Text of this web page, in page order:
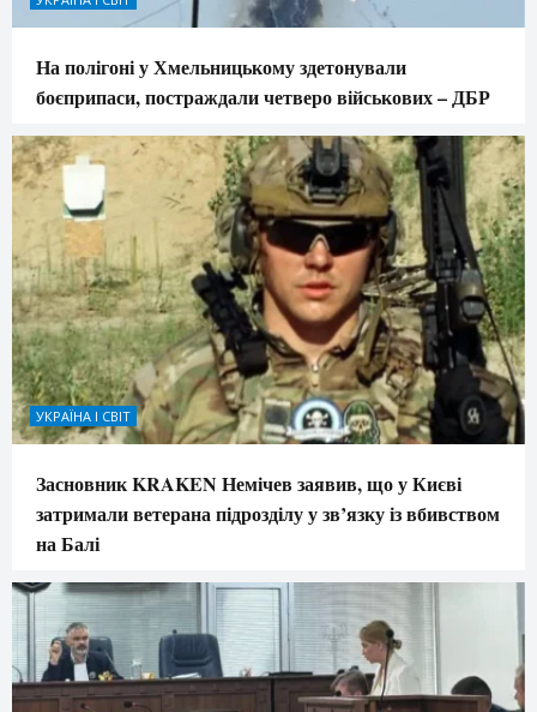
На полігоні у Хмельницькому здетонували
боєприпаси, постраждали четверо військових – ДБР
УКРАЇНА І СВІТ
Засновник KRAKEN Немічев заявив, що у Києві
затримали ветерана підрозділу у зв’язку із вбивством
на Балі